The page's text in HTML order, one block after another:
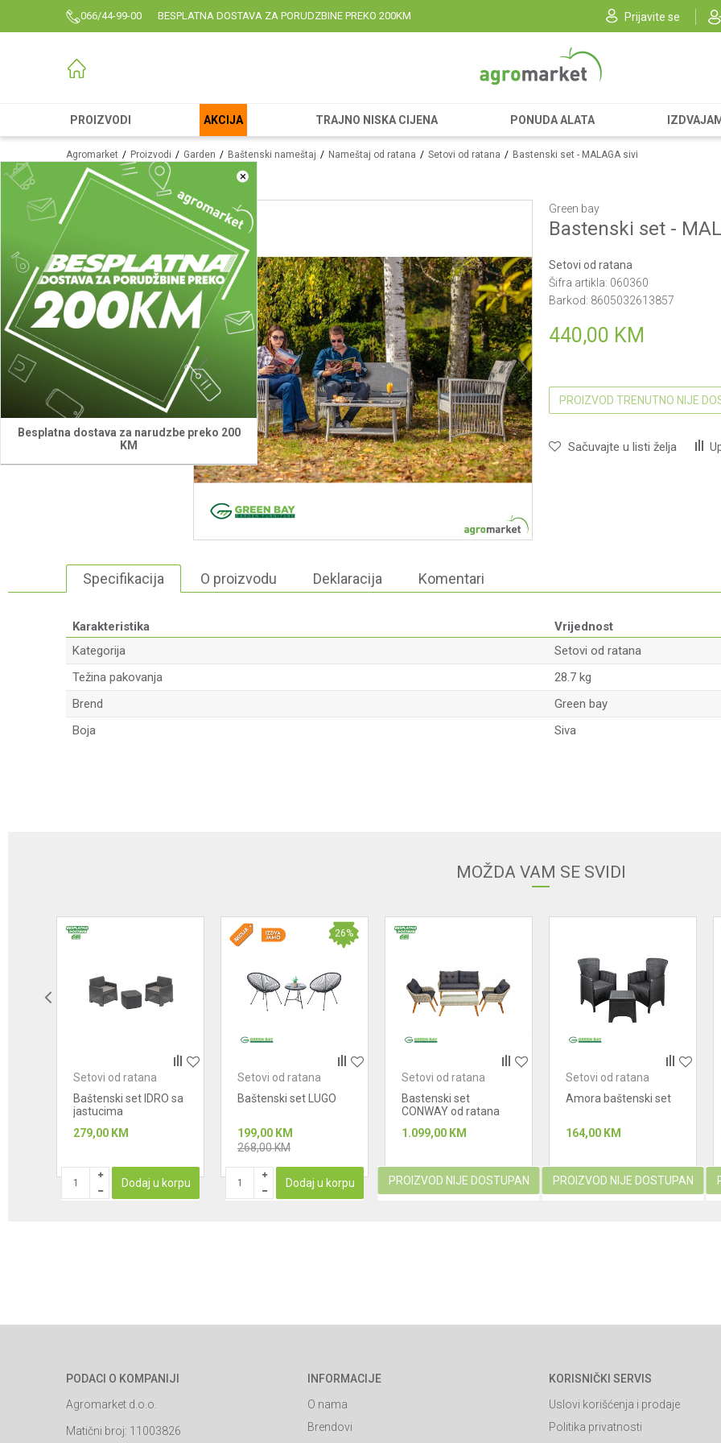
066/44-99-00 BESPLATNA DOSTAVA ZA PORUDZBINE PREKO 200KM Prijavite se
PROIZVODI AKCIJA TRAJNO NISKA CIJENA PONUDA ALATA
×
Besplatna dostava za narudzbe preko 200
KM
Agromarket Proizvodi Garden Baštenski nameštaj Nameštaj od ratana Setovi od ratana Bastenski set - MALAGA sivi
Green bay
Bastenski set -
Setovi od ratana
Šifra artikla: 060360
Barkod: 8605032613857
440,00 KM
PROIZVOD TRENUTNO NIJE
Sačuvajte u listi želja
Specifikacija O proizvodu Deklaracija Komentari
Karakteristika
Vrijednost
Kategorija
Setovi od ratana
Težina pakovanja
28.7 kg
Brend
Green bay
Boja
Siva
Anti-spam zaštita - izračunajte koliko je 6 - 1 :
MOŽDA VAM SE SVIDI
Setovi od ratana
Baštenski set IDRO sa
jastucima
279,00 KM
Dodaj u korpu
26%
Setovi od ratana
Baštenski set LUGO
199,00 KM
268,00KM
Dodaj u korpu
Setovi od ratana
Bastenski set
CONWAY od ratana
1.099,00 KM
PROIZVOD NIJE DOSTUPAN
Setovi od ratana
Amora baštenski set
164,00 KM
PROIZVOD NIJE DOSTUPAN
PODACI O KOMPANIJI
Agromarket d.o.o.
Matični broj: 11003826
INFORMACIJE
O nama
Brendovi
KORISNIČKI SERVIS
Uslovi korišćenja i prodaje
Politika privatnosti